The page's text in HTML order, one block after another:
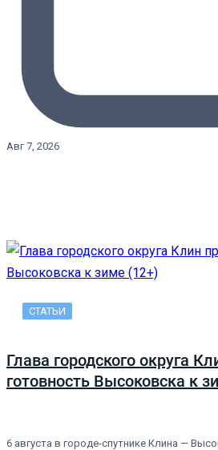
Авг 7, 2026
СТАТЬИ
Глава городского округа
готовность Высоковска к
6 августа в городе-спутнике Клина —